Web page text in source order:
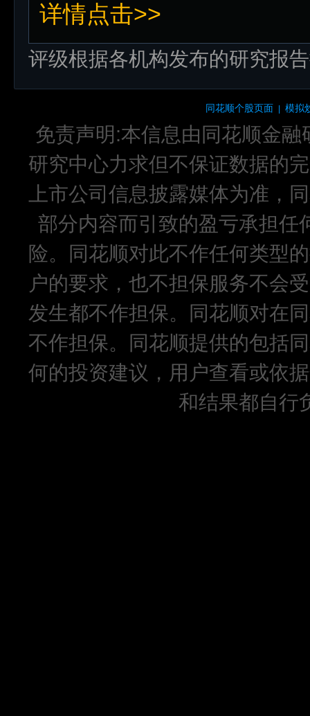
详情点击>>
评级根据各机构发布的研究报
同花顺个股页面 模拟
免责声明:本信息由同花顺金
研究中心力求但不保证数据的
上市公司信息披露媒体为准，
部分内容而引致的盈亏承担任
险。同花顺对此不作任何类型
户的要求，也不担保服务不会
发生都不作担保。同花顺对在
不作担保。同花顺提供的包括
何的投资建议，用户查看或依
和结果都自行